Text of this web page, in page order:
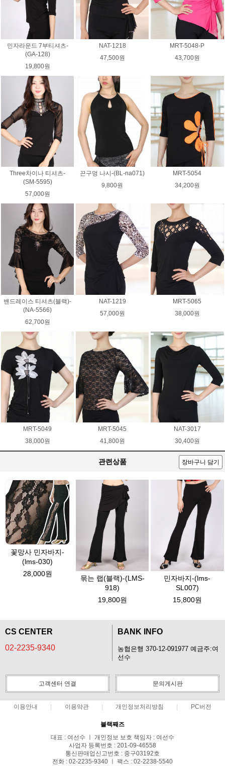
민자라운드 7부티셔츠-
(GA-128)
19,800원
NAT-1218
47,500원
MRT-5048-P
43,700원
Three차이나 티셔츠-
(SM-5595)
57,000원
끈구멍 나시-(BL-na071)
9,800원
MRT-5054
34,200원
밴드레이스 티셔츠(블랙)-
(NA-5566)
62,700원
NAT-1219
57,000원
MRT-5065
38,000원
MRT-5049
38,000원
MRT-5045
41,800원
NAT-3017
30,400원
관련상품 장바구니 담기
꽃망사 민자바지-
(lms-030)
28,000원
묶는 랩(블랙)-(LMS-
918)
19,800원
민자바지-(lms-
SL007)
15,800원
CS CENTER
02-2235-9340
BANK INFO
농협은행 370-12-091977 예금주:여
선수
고객센터 연결 문의게시판
이용안내 이용약관 개인정보처리방침 PC버전
블랙째즈
대표 : 여선수 ㅣ 개인정보 보호 책임자 : 여선수
사업자 등록번호 : 201-09-46558
통신판매업신고번호 : 중구03192호
전화 : 02-2235-9340 ㅣ 팩스 : 02-2238-5540